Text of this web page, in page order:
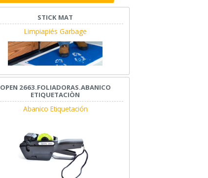
STICK MAT
Limpiapiés Garbage
OPEN 2663.FOLIADORAS.ABANICO
ETIQUETACIÒN
Abanico Etiquetación